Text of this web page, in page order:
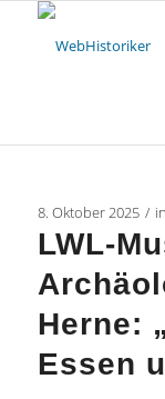
8. Oktober 2025 / in
LWL-
Herne:
Essen